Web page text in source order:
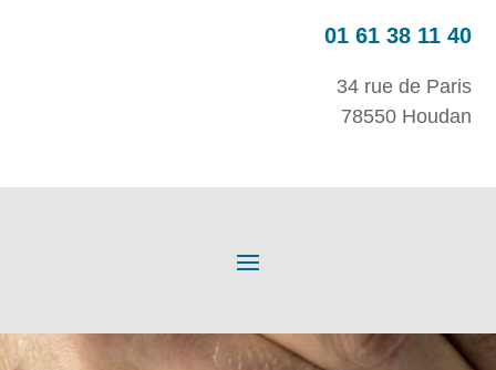
01 61 38 11 40
34 rue de Paris
78550 Houdan